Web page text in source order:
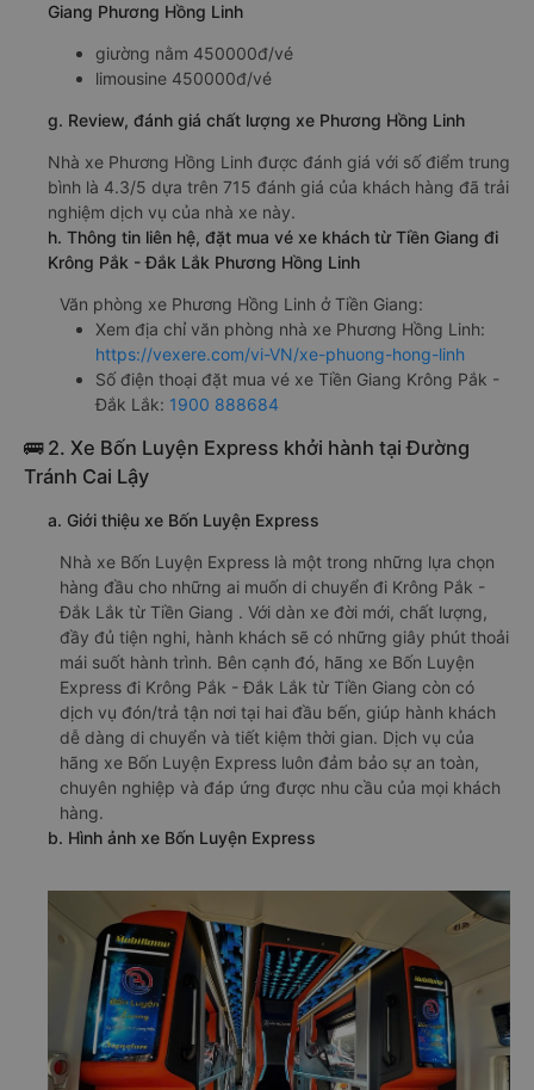
Giang Phương Hồng Linh
giường nằm 450000đ/vé
limousine 450000đ/vé
g. Review, đánh giá chất lượng xe Phương Hồng Linh
Nhà xe Phương Hồng Linh được đánh giá với số điểm trung
bình là 4.3/5 dựa trên 715 đánh giá của khách hàng đã trải
nghiệm dịch vụ của nhà xe này.
h. Thông tin liên hệ, đặt mua vé xe khách từ Tiền Giang đi
Krông Pắk - Đắk Lắk Phương Hồng Linh
Văn phòng xe Phương Hồng Linh ở Tiền Giang:
Xem địa chỉ văn phòng nhà xe Phương Hồng Linh:
https://vexere.com/vi-VN/xe-phuong-hong-linh
Số điện thoại đặt mua vé xe Tiền Giang Krông Pắk -
Đắk Lắk: 1900 888684
🚌 2. Xe Bốn Luyện Express khởi hành tại Đường
Tránh Cai Lậy
a. Giới thiệu xe Bốn Luyện Express
Nhà xe Bốn Luyện Express là một trong những lựa chọn
hàng đầu cho những ai muốn di chuyển đi Krông Pắk -
Đắk Lắk từ Tiền Giang . Với dàn xe đời mới, chất lượng,
đầy đủ tiện nghi, hành khách sẽ có những giây phút thoải
mái suốt hành trình. Bên cạnh đó, hãng xe Bốn Luyện
Express đi Krông Pắk - Đắk Lắk từ Tiền Giang còn có
dịch vụ đón/trả tận nơi tại hai đầu bến, giúp hành khách
dễ dàng di chuyển và tiết kiệm thời gian. Dịch vụ của
hãng xe Bốn Luyện Express luôn đảm bảo sự an toàn,
chuyên nghiệp và đáp ứng được nhu cầu của mọi khách
hàng.
b. Hình ảnh xe Bốn Luyện Express